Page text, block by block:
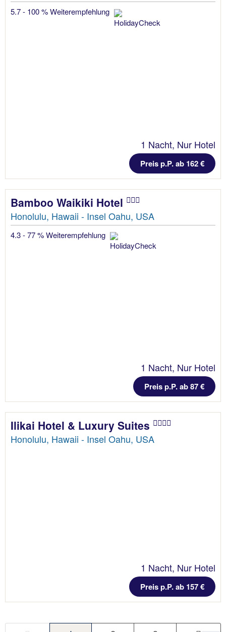
5.7 - 100 % Weiterempfehlung
1 Nacht, Nur Hotel
Preis p.P. ab 162 €
Bamboo Waikiki Hotel
Honolulu, Hawaii - Insel Oahu, USA
4.3 - 77 % Weiterempfehlung
1 Nacht, Nur Hotel
Preis p.P. ab 87 €
Ilikai Hotel & Luxury Suites
Honolulu, Hawaii - Insel Oahu, USA
1 Nacht, Nur Hotel
Preis p.P. ab 157 €